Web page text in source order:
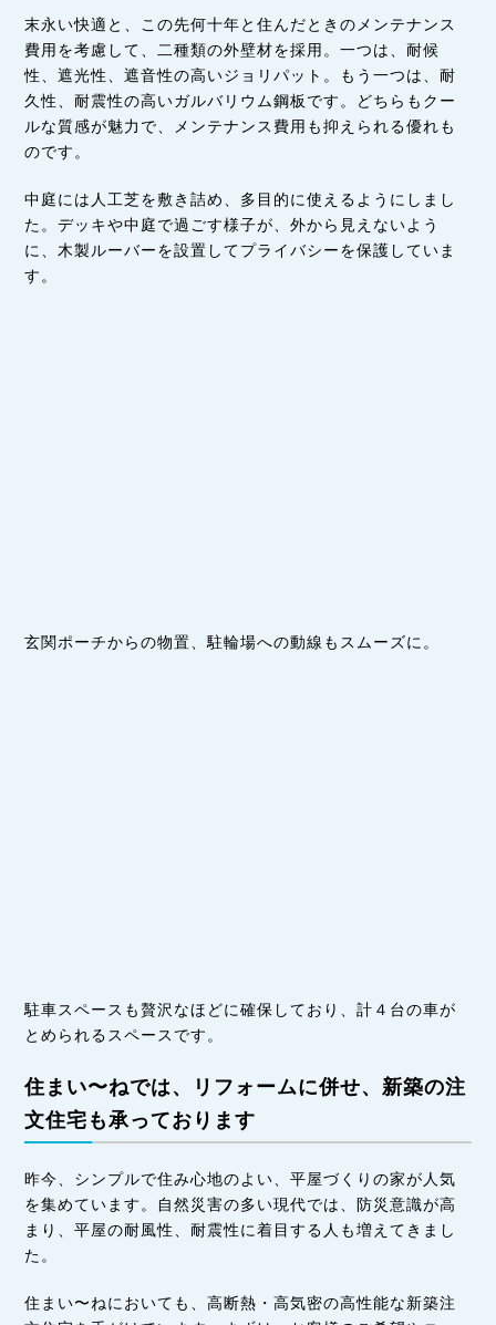
末永い快適と、この先何十年と住んだときのメンテナンス
費用を考慮して、二種類の外壁材を採用。一つは、耐候
性、遮光性、遮音性の高いジョリパット。もう一つは、耐
久性、耐震性の高いガルバリウム鋼板 です。どちらもクー
ルな質感が魅力で、メンテナンス費用も抑えられる優れも
のです。
中庭には人工芝を敷き詰め、多目的に使えるようにしまし
た。デッキや中庭で過ごす様子が、外から見えないよう
に、木製ルーバーを設置してプライバシーを保護していま
す。
玄関ポーチからの物置、駐輪場への動線もスムーズに。
駐車スペースも贅沢なほどに確保しており、計４台の車が
とめられるスペースです。
住まい〜ねでは、リフォームに併せ、新築の注
文住宅も承っております
昨今、シンプルで住み心地のよい、平屋づくりの家が人気
を集めています。自然災害の多い現代では、防災意識が高
まり、平屋の耐風性、耐震性に着目する人も増えてきまし
た。
住まい〜ねにおいても、高断熱・高気密の高性能な新築注